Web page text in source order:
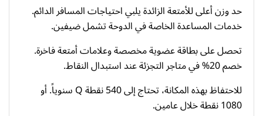
حد وزن أعلى للأمتعة الزائدة يلبي احتياجات المسافر الدائم.
خدمات المساعدة الخاصة في الدوحة تشمل ضيفين.
تحصل على بطاقة عضوية مخصصة وعلامات أمتعة فاخرة.
خصم 20% في متاجر التجزئة عند استبدال النقاط.
للاحتفاظ بهذه المكانة، تحتاج إلى 540 نقطة Q سنوياً. أو
1080 نقطة خلال عامين.